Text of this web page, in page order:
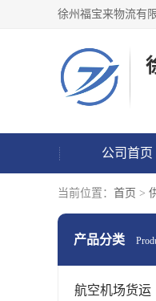
公司首页
当前位置： 首页 >
产品分类
航空机场货运